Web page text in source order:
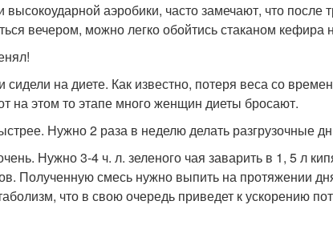
аэробики, часто замечают, что после
вечером, можно легко обойтись стаканом кефира
на диете. Как известно, потеря веса со
на этом то этапе много женщин диеты бросают.
Нужно 2 раза в неделю делать разгрузочные
Нужно 3-4 ч. л. зеленого чая заварить в 1, 5 л
Полученную смесь нужно выпить на протяжении
что в свою очередь приведет к ускорению